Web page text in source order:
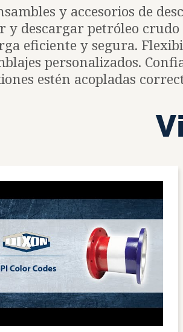
y accesorios de
y descargar petróleo
eficiente y segura.
personalizados.
estén acopladas